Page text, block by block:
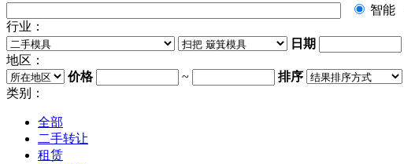
智能
行业：
日期
地区：
价格
~
排序
类别：
全部
二手转让
租赁